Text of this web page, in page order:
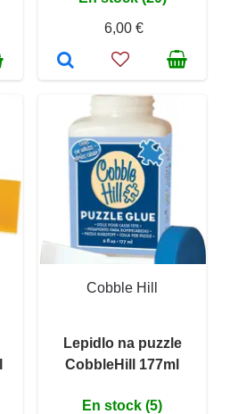
6,00 €
Cobble Hill
Lepidlo na puzzle
CobbleHill 177ml
En stock (5)